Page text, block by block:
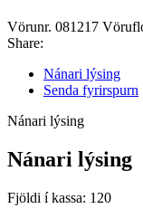
Vörunr. 081217
Share:
Nánari lýsing
Senda fyrirspurn
Nánari lýsing
Nánari lýsing
Fjöldi í kassa: 120